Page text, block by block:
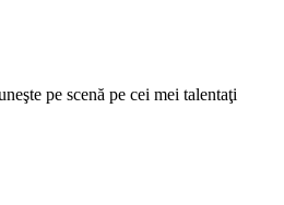
pe scenă pe cei mei talentaţi